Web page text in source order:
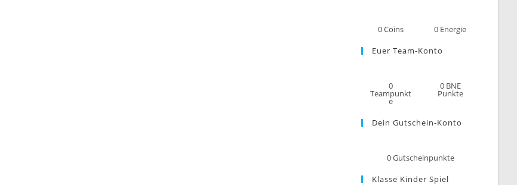
0Coins 0 Energie
Euer Team-Konto
0
Teampunkt
e
0 BNE
Punkte
Dein Gutschein-Konto
0Gutscheinpunkte
Klasse Kinder Spiel